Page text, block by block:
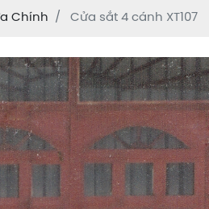
Chính Cửa sắt 4 cánh XT107